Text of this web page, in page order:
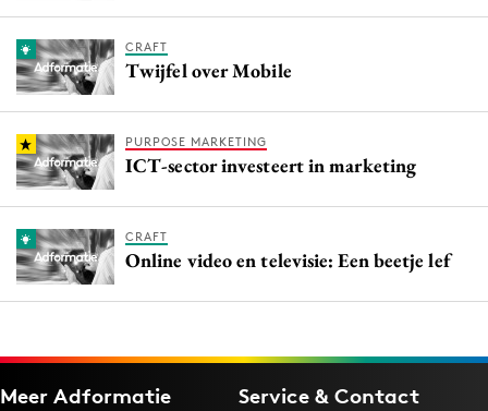
CRAFT
Twijfel over Mobile
PURPOSE MARKETING
ICT-sector investeert in marketing
CRAFT
Online video en televisie: Een beetje lef
Meer Adformatie Service & Contact